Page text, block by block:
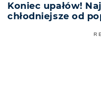
Koniec upałów!
chłodniejsze od